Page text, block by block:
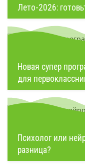
Лето-2026:
Новая супер
для
Психолог или
разница?